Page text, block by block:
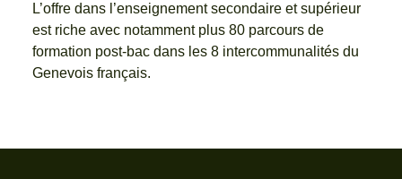
L’offre dans l’enseignement secondaire et supérieur
est riche avec notamment plus 80 parcours de
formation post-bac dans les 8 intercommunalités du
Genevois français.